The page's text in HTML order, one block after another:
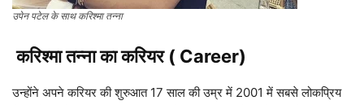
उपेन पटेल के साथ करिश्मा तन्ना
करिश्मा तन्ना का करियर ( Career)
उन्होंने अपने करियर की शुरुआत 17 साल की उम्र में 2001 में सबसे लोकप्रिय